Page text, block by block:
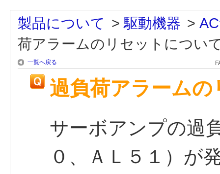
製品について >駆動機器 >
荷アラームのリセットについ
一覧へ戻る
過負荷アラーム
サーボアンプの過
０、ＡＬ５１）が